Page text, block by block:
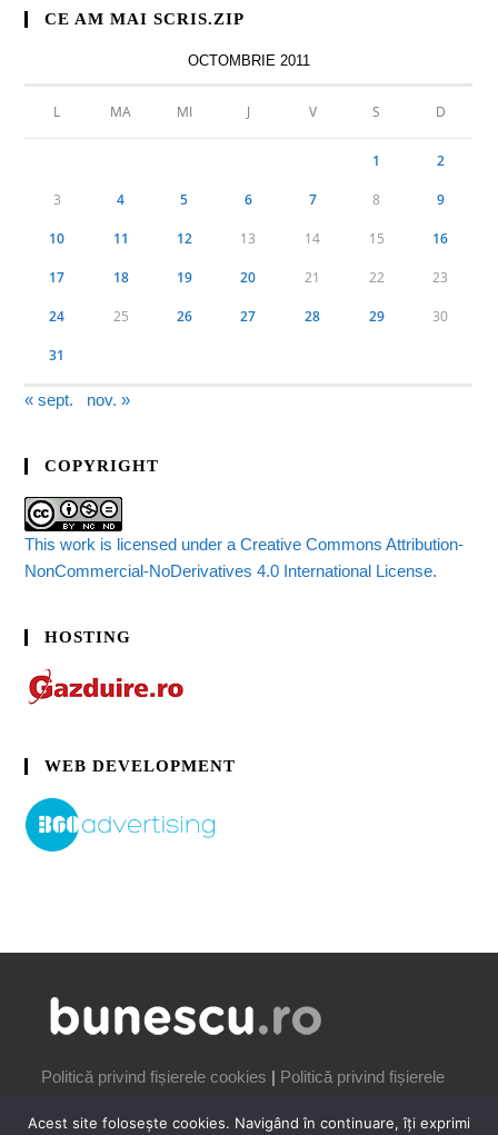
CE AM MAI SCRIS.ZIP
OCTOMBRIE 2011
L MA MI J V S D
1 2
3 4 5 6 7 8 9
10 11 12 13 14 15 16
17 18 19 20 21 22 23
24 25 26 27 28 29 30
31
« sept. nov. »
COPYRIGHT
This work is licensed under a Creative Commons Attribution-
NonCommercial-NoDerivatives 4.0 International License.
HOSTING
WEB DEVELOPMENT
Politică privind fișierele cookies | Politică privind fișierele
Acest site folosește cookies. Navigând în continuare, îți exprimi